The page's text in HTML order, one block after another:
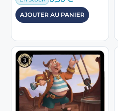
AJOUTER AU PANIER